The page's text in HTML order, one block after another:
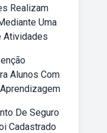
Realizam
Uma
Atividades
Alunos Com
De Seguro
Cadastrado